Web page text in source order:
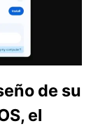
de su
el